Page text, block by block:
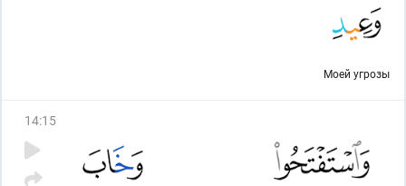
Моей угрозы
14:15